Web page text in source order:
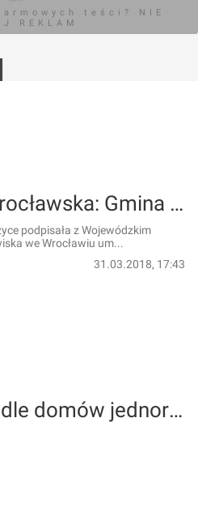
teści? NIE
REKLAM
Aglomeracja Wrocławska: Gmina Kobierzyce inwestuje ponad 100 mln zł w rozbudowę sieci kanalizacyjnej i rozbudowę oczyszczalni ścieków
podpisała z Wojewódzkim
we Wrocławiu um...
31.03.2018, 17:43
[Galowice] Osiedle domów jednorodzinnych "Geminipark"